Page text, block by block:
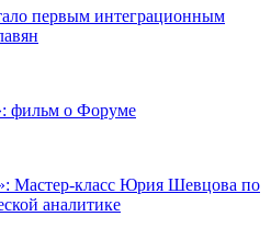
первым интеграционным
фильм о Форуме
Мастер-класс Юрия Шевцова по
аналитике